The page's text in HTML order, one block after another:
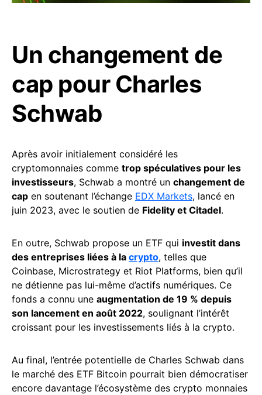
Un changement de
cap pour Charles
Schwab
Après avoir initialement considéré les
cryptomonnaies comme trop spéculatives pour les
investisseurs, Schwab a montré un changement de
cap en soutenant l’échange EDX Markets, lancé en
juin 2023, avec le soutien de Fidelity et Citadel.
En outre, Schwab propose un ETF qui investit dans
des entreprises liées à la crypto, telles que
Coinbase, Microstrategy et Riot Platforms, bien qu’il
ne détienne pas lui-même d’actifs numériques. Ce
fonds a connu une augmentation de 19 % depuis
son lancement en août 2022, soulignant l’intérêt
croissant pour les investissements liés à la crypto.
Au final, l’entrée potentielle de Charles Schwab dans
le marché des ETF Bitcoin pourrait bien démocratiser
encore davantage l’écosystème des crypto monnaies